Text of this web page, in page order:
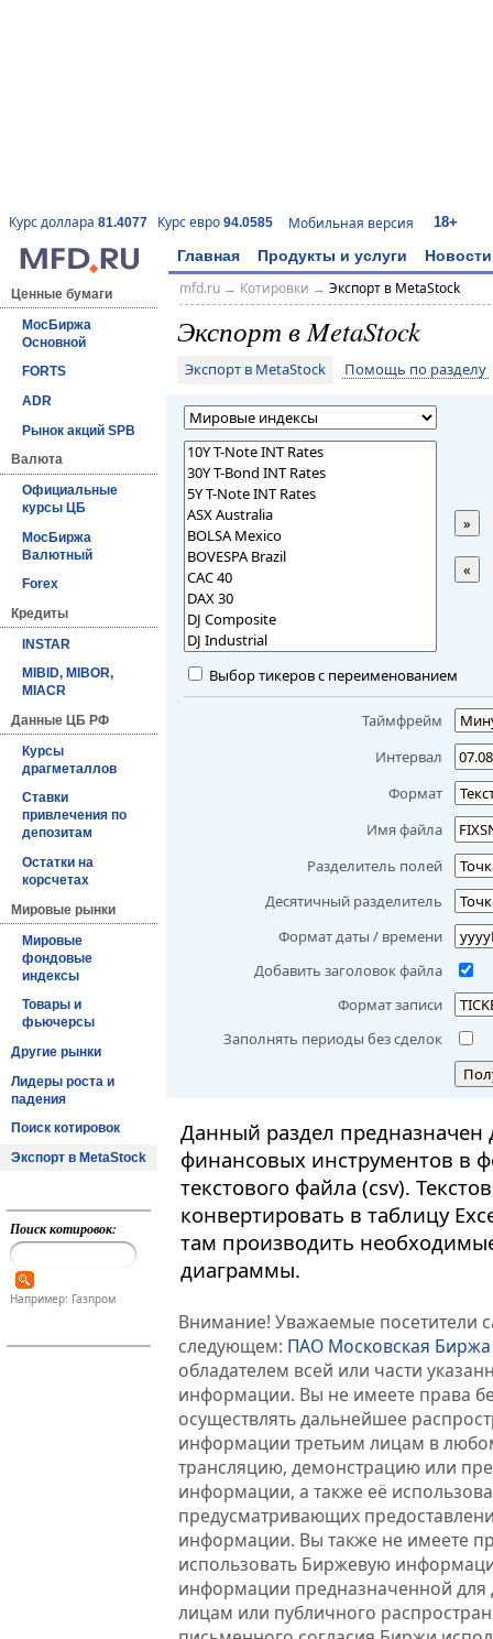
Курс доллара 81.4077 Курс евро 94.0585 Мобильная версия 18+
Главная Продукты и услуги Новости
Ценные бумаги
МосБиржа
Основной
FORTS
ADR
Рынок акций SPB
Валюта
Официальные
курсы ЦБ
МосБиржа
Валютный
Forex
Кредиты
INSTAR
MIBID, MIBOR,
MIACR
Данные ЦБ РФ
Курсы
драгметаллов
Ставки
привлечения по
депозитам
Остатки на
корсчетах
Мировые рынки
Мировые
фондовые
индексы
Товары и
фьючерсы
Другие рынки
Лидеры роста и
падения
Поиск котировок
Экспорт в MetaStock
Поиск котировок:
Например: Газпром
mfd.ru→ Котировки → Экспорт в MetaStock
Экспорт в MetaStock
Экспорт в MetaStock Помощь по разделу
»
«
Выбор тикеров с переименованием
Таймфрейм
Интервал
Формат
Имя файла
Разделитель полей
Десятичный разделитель
Формат даты / времени
Добавить заголовок файла
Формат записи
Заполнять периоды без сделок
Данный раздел
финансовых инструментов в
текстового файла (csv).
конвертировать в таблицу
там производить
диаграммы.
Внимание! Уважаемые посетители
следующем: ПАО Московская Биржа
обладателем всей или части
информации. Вы не имеете права
осуществлять дальнейшее
информации третьим лицам в
трансляцию, демонстрацию или
информации, а также её
предусматривающих
информации. Вы также не имеете
использовать Биржевую
информации предназначенной для
лицам или публичного